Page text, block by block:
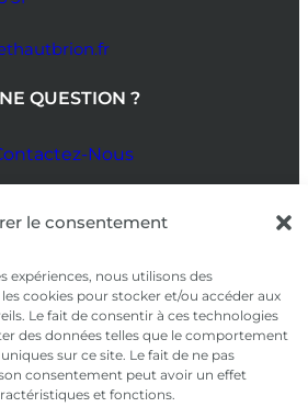
le consentement
expériences, nous utilisons des
cookies pour stocker et/ou accéder aux
Le fait de consentir à ces technologies
des données telles que le comportement
sur ce site. Le fait de ne pas
consentement peut avoir un effet
et fonctions.
QUESTION ?
Nous